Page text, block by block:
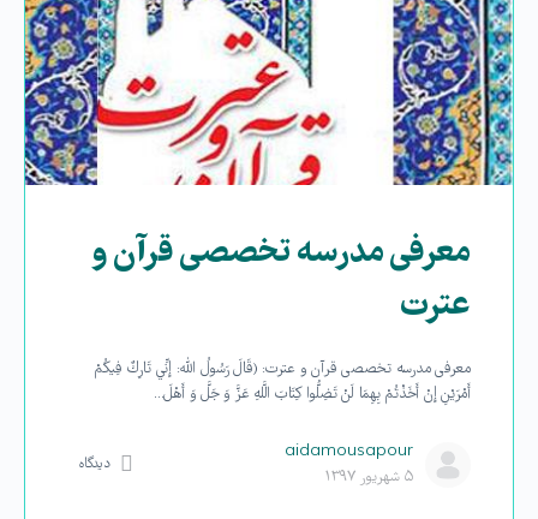
معرفی مدرسه تخصصی قرآن و
عترت
معرفی مدرسه تخصصی قرآن و عترت: (قَالَ رَسُولُ الله: إِنِّي تَارِكٌ فِيكُمْ
أَمْرَيْنِ إِنْ أَخَذْتُمْ بِهِمَا لَنْ تَضِلُّوا كِتَابَ اللَّهِ عَزَّ وَ جَلَّ وَ أَهْلَ…
aidamousapour
۵ شهریور ۱۳۹۷
دیدگاه